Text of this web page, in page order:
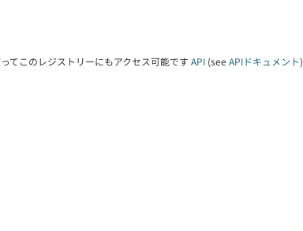
てこのレジストリーにもアクセス可能です API (see APIドキュメント